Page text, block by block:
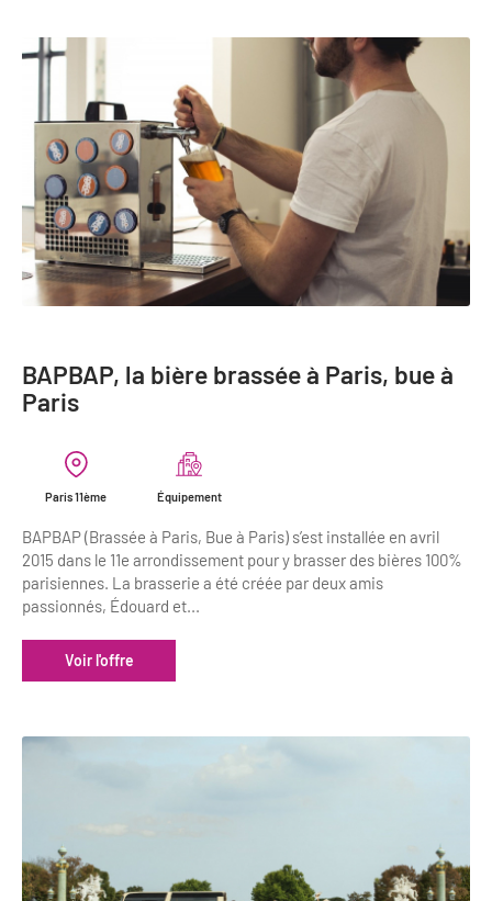
BAPBAP, la bière brassée à Paris, bue à
Paris
Paris 11ème Équipement
BAPBAP (Brassée à Paris, Bue à Paris) s’est installée en avril
2015 dans le 11e arrondissement pour y brasser des bières 100%
parisiennes. La brasserie a été créée par deux amis
passionnés, Édouard et...
Voir l'offre